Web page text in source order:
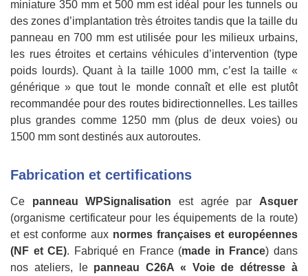
miniature 350 mm et 500 mm est idéal pour les tunnels ou
des zones d’implantation très étroites tandis que la taille du
panneau en 700 mm est utilisée pour les milieux urbains,
les rues étroites et certains véhicules d’intervention (type
poids lourds). Quant à la taille 1000 mm, c’est la taille «
générique » que tout le monde connaît et elle est plutôt
recommandée pour des routes bidirectionnelles. Les tailles
plus grandes comme 1250 mm (plus de deux voies) ou
1500 mm sont destinés aux autoroutes.
Fabrication et certifications
Ce panneau WPSignalisation est agrée par Asquer
(organisme certificateur pour les équipements de la route)
et est conforme aux normes françaises et européennes
(NF et CE). Fabriqué en France (made in France) dans
nos ateliers, lepanneau C26A « Voie de détresse à